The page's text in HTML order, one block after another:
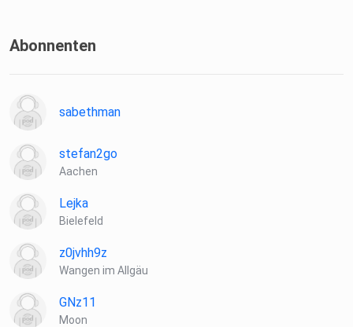
Abonnenten
sabethman
stefan2go
Aachen
Lejka
Bielefeld
z0jvhh9z
Wangen im Allgäu
GNz11
Moon